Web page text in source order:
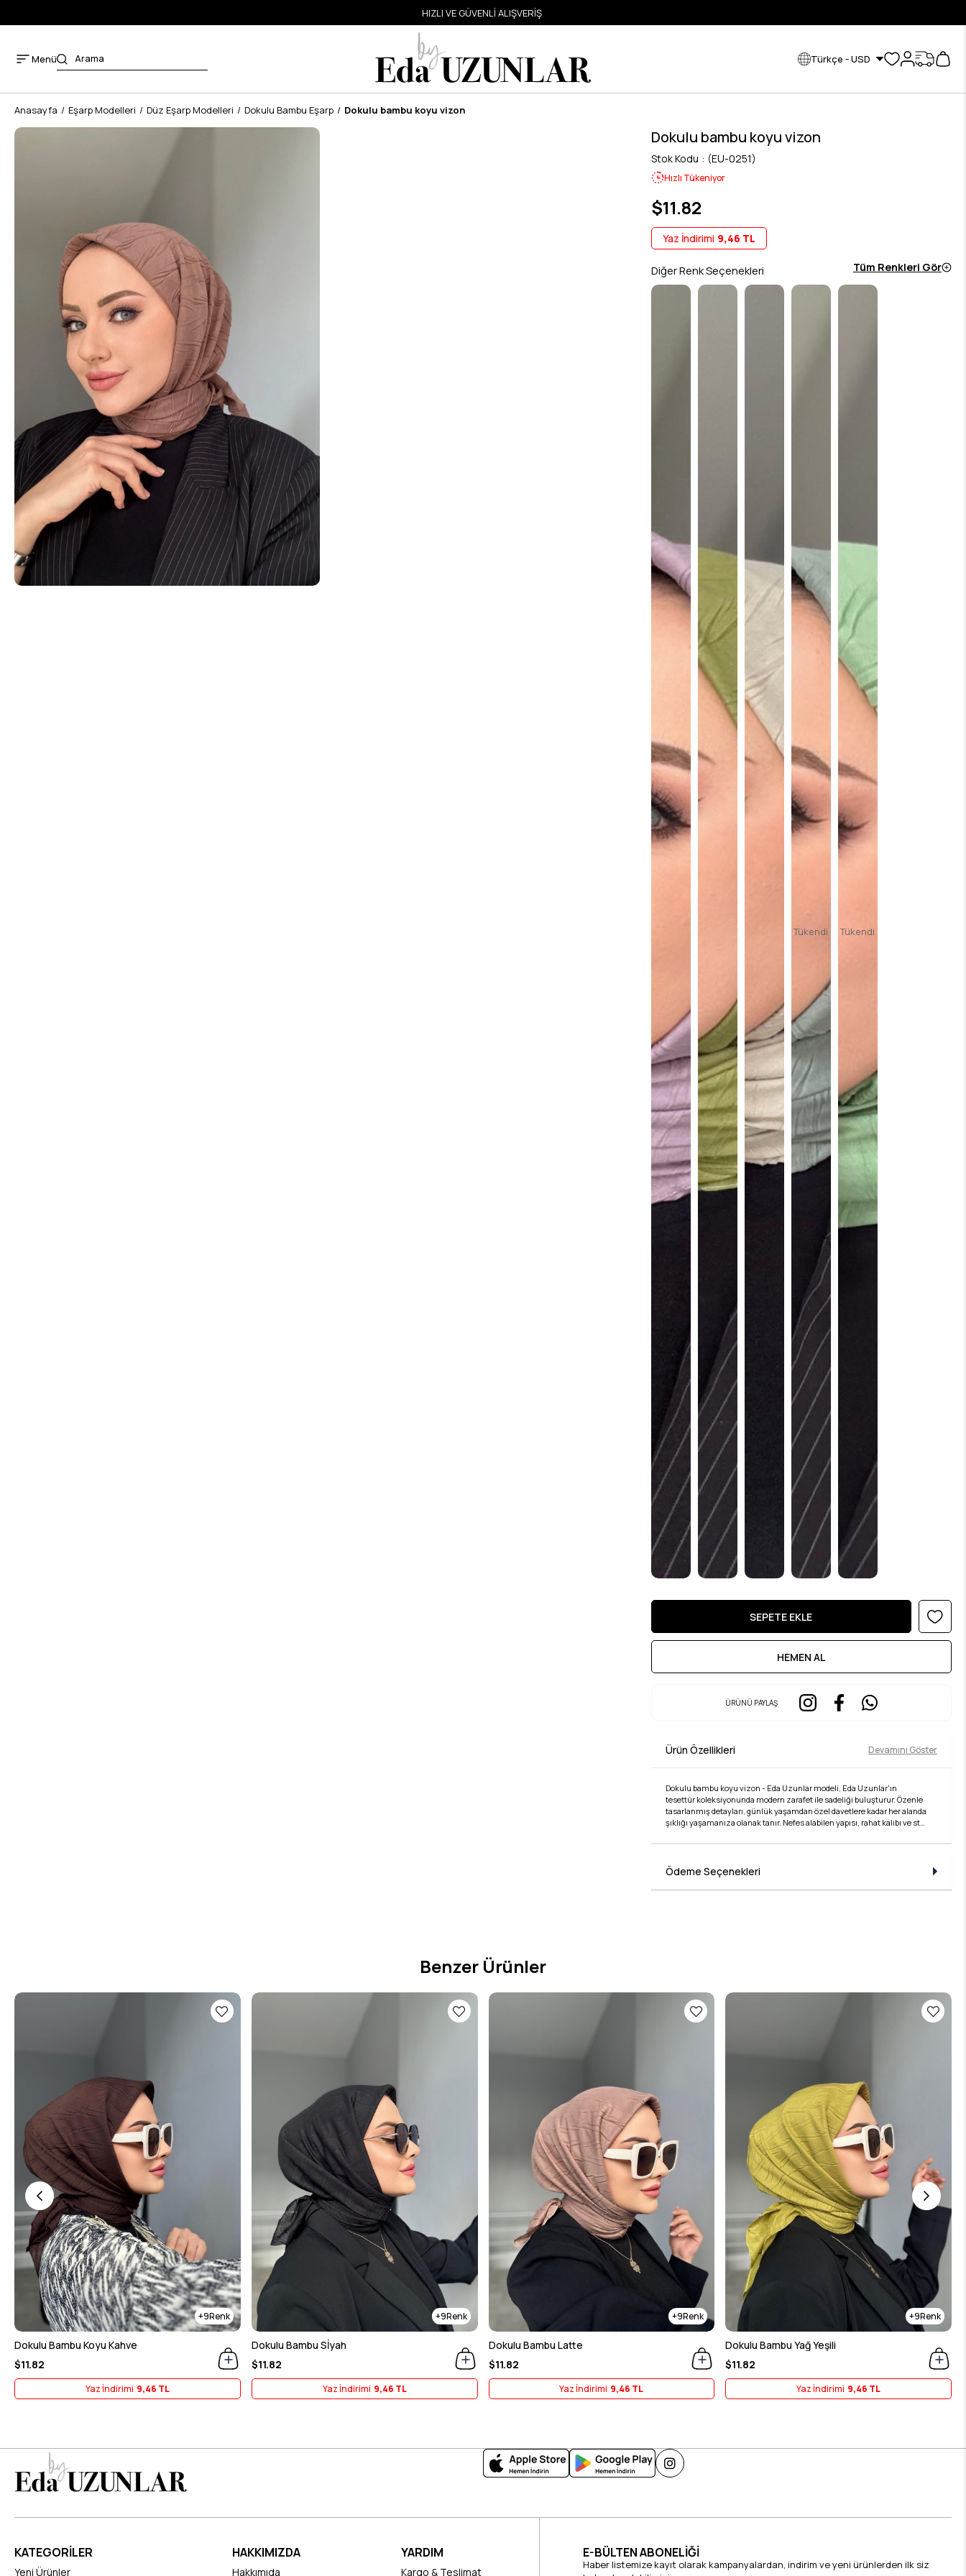
HIZLI VE GÜVENLİ ALIŞVERİŞ
Menü Türkçe - USD
Anasayfa Eşarp Modelleri Düz Eşarp Modelleri Dokulu Bambu Eşarp Dokulu bambu koyu vizon
Dokulu bambu koyu vizon
Stok Kodu (EU-0251)
Hızlı Tükeniyor
$11.82
Yaz İndirimi 9,46 TL
Diğer Renk Seçenekleri Tüm Renkleri Gör
Tükendi Tükendi
ÜRÜNÜ PAYLAŞ
Ürün Özellikleri Devamını Göster
Dokulu bambu koyu vizon - Eda Uzunlar modeli, Eda Uzunlar'ın
tesettür koleksiyonunda modern zarafet ile sadeliği buluşturur. Özenle
tasarlanmış detayları, günlük yaşamdan özel davetlere kadar her alanda
şıklığı yaşamanıza olanak tanır. Nefes alabilen yapısı, rahat kalıbı ve stil
kalitesi, Eda Uzunlar farkıyla bir üst seviyeye taşınır. Tesettür giyimde
her bir parçası, zamansız şıklığın temsilcisidir ve her kombine değer
katar. Şıklığı detaylarda arayanlara özel bu ürün, Eda Uzunlar estetiğini
dolabınıza taşır.
Ödeme Seçenekleri
Benzer Ürünler
9
Dokulu Bambu Koyu Kahve
$11.82
Yaz İndirimi 9,46 TL
9
Dokulu Bambu Sİyah
$11.82
Yaz İndirimi 9,46 TL
9
Dokulu Bambu Latte
$11.82
Yaz İndirimi 9,46 TL
9
Dokulu Bambu Yağ Yeşili
$11.82
Yaz İndirimi 9,46 TL
KATEGORİLER
Yeni Ürünler
HAKKIMIZDA
Hakkımıda
YARDIM
Kargo & Teslimat
E-BÜLTEN ABONELİĞİ
Haber listemize kayıt olarak kampanyalardan, indirim ve yeni ürünlerden ilk siz